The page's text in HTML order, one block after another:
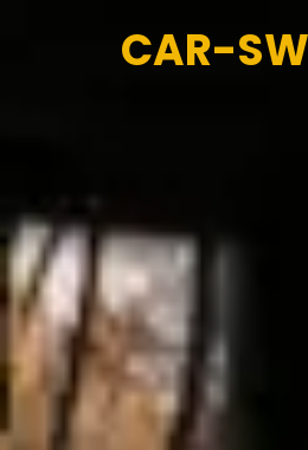
CAR-